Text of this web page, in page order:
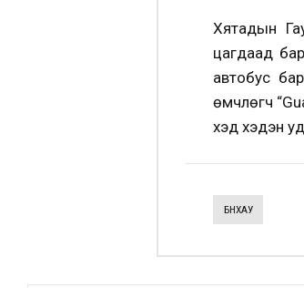
Хятадын
цагдаад
автобус
өмчлөгч
хэд хэдэн
БНХАУ